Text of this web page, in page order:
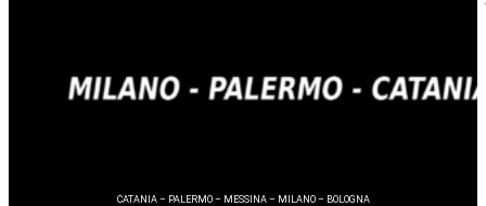
CATANIA – PALERMO – MESSINA – MILANO – BOLOGNA